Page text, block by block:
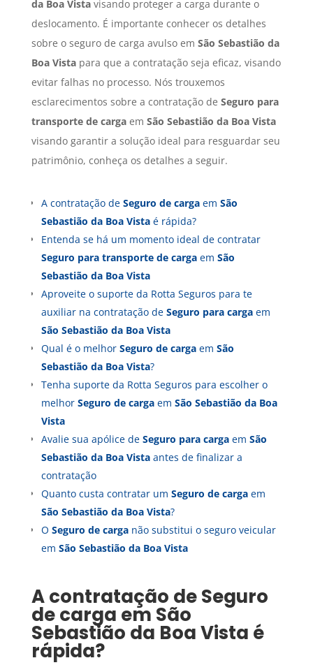
da Boa Vistavisando proteger a carga durante o
deslocamento. É importante conhecer os detalhes
sobre o seguro de carga avulso em São Sebastião da
Boa Vistapara que a contratação seja eficaz, visando
evitar falhas no processo. Nós trouxemos
esclarecimentos sobre a contratação de Seguro para
transporte de cargaem São Sebastião da Boa Vista
visando garantir a solução ideal para resguardar seu
patrimônio, conheça os detalhes a seguir.
A contratação de Seguro de cargaem São
Sebastião da Boa Vistaé rápida?
Entenda se há um momento ideal de contratar
Seguro para transporte de cargaem São
Sebastião da Boa Vista
Aproveite o suporte da Rotta Seguros para te
auxiliar na contratação de Seguro para cargaem
São Sebastião da Boa Vista
Qual é o melhor Seguro de cargaem São
Sebastião da Boa Vista?
Tenha suporte da Rotta Seguros para escolher o
melhor Seguro de cargaem São Sebastião da Boa
Vista
Avalie sua apólice de Seguro para cargaem São
Sebastião da Boa Vistaantes de finalizar a
contratação
Quanto custa contratar um Seguro de cargaem
São Sebastião da Boa Vista?
O Seguro de carganão substitui o seguro veicular
em São Sebastião da Boa Vista
A contratação deSeguro
de carga em São
Sebastião da Boa Vista é
rápida?